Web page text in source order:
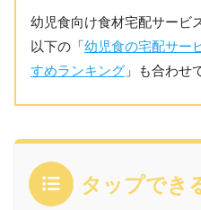
幼児食向け食材宅配サービ
以下の「幼児食の宅配サー
すめランキング 」も合わせ
タップでき